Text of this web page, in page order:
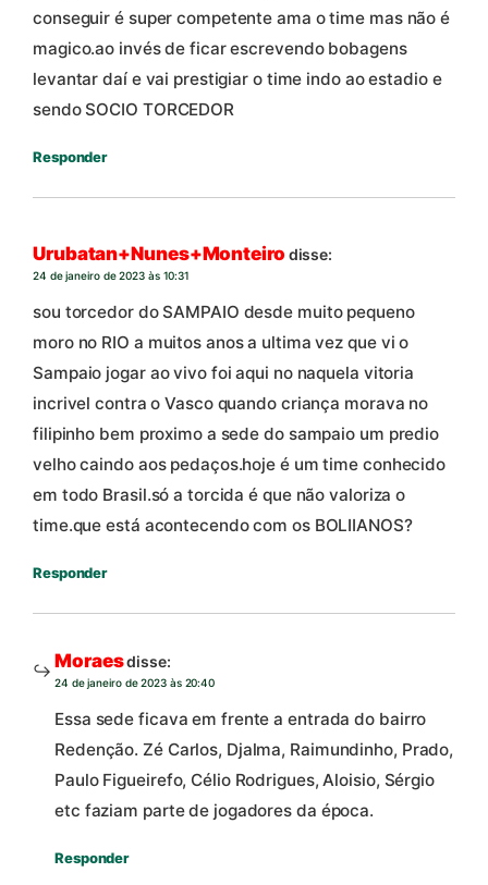
conseguir é super competente ama o time mas não é
magico.ao invés de ficar escrevendo bobagens
levantar daí e vai prestigiar o time indo ao estadio e
sendo SOCIO TORCEDOR
Responder
Urubatan+Nunes+Monteiro disse:
24 de janeiro de 2023 às 10:31
sou torcedor do SAMPAIO desde muito pequeno
moro no RIO a muitos anos a ultima vez que vi o
Sampaio jogar ao vivo foi aqui no naquela vitoria
incrivel contra o Vasco quando criança morava no
filipinho bem proximo a sede do sampaio um predio
velho caindo aos pedaços.hoje é um time conhecido
em todo Brasil.só a torcida é que não valoriza o
time.que está acontecendo com os BOLIIANOS?
Responder
Moraesdisse:
24 de janeiro de 2023 às 20:40
Essa sede ficava em frente a entrada do bairro
Redenção. Zé Carlos, Djalma, Raimundinho, Prado,
Paulo Figueirefo, Célio Rodrigues, Aloisio, Sérgio
etc faziam parte de jogadores da época.
Responder